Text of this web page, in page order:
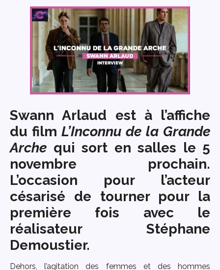
Swann Arlaud est à l’affiche
du film L’Inconnu de la Grande
Arche qui sort en salles le 5
novembre prochain.
L’occasion pour l’acteur
césarisé de tourner pour la
première fois avec le
réalisateur Stéphane
Demoustier.
Dehors, l’agitation des femmes et des hommes